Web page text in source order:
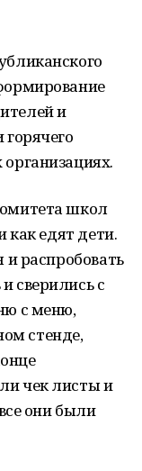
и
школ
как едят дети.
и распробовать
сверились с
с меню,
стенде,
чек листы и
они были